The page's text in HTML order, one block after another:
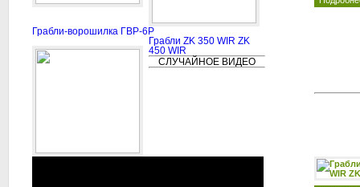
Грабли-ворошилка ГВР-6Р
Грабли ZK 350 WIR ZK
450 WIR
СЛУЧАЙНОЕ ВИДЕО